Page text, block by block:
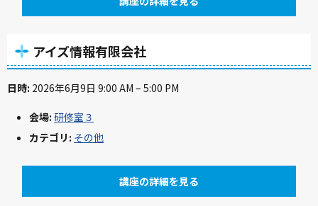
アイズ情報有限会社
日時: 2026年6月9日 9:00 AM – 5:00 PM
会場: 研修室３
カテゴリ: その他
講座の詳細を見る